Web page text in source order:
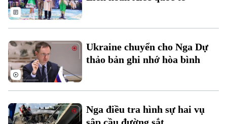
Ukraine chuyển cho Nga Dự
thảo bản ghi nhớ hòa bình
Nga điều tra hình sự hai vụ
sập cầu đường sắt